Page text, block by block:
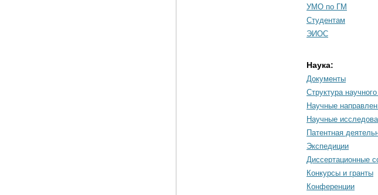
УМО по ГМ
Студентам
ЭИОС
Наука:
Документы
Cтруктура
Научные
Научные
Патентная
Экспедиции
Диссертационные
Конкурсы и гранты
Конференции